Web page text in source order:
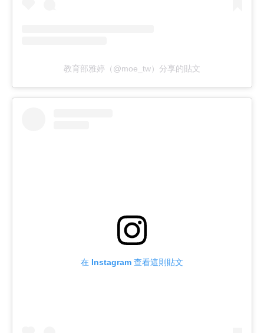
教育部雅婷（@moe_tw）分享的貼文
在 Instagram 查看這則貼文